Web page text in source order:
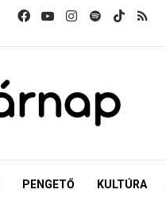
FacebookYouTubeInstagram
SpotifyTikTok
PENGETŐ KULTÚRA